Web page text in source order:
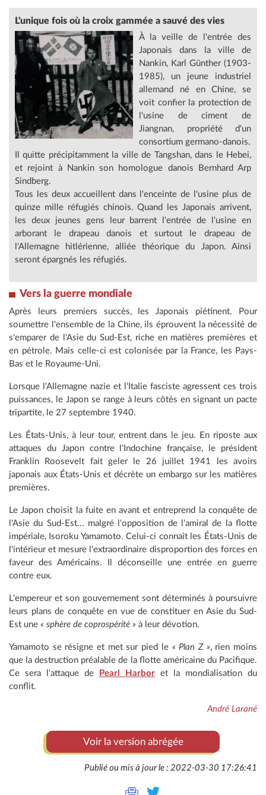
L'unique fois où la croix gammée a sauvé des vies
À la veille de l'entrée des
Japonais dans la ville de
Nankin, Karl Günther (1903-
1985), un jeune industriel
allemand né en Chine, se
voit confier la protection de
l'usine de ciment de
Jiangnan, propriété d'un
consortium germano-danois.
Il quitte précipitamment la ville de Tangshan, dans le Hebei,
et rejoint à Nankin son homologue danois Bernhard Arp
Sindberg.
Tous les deux accueillent dans l'enceinte de l'usine plus de
quinze mille réfugiés chinois. Quand les Japonais arrivent,
les deux jeunes gens leur barrent l'entrée de l'usine en
arborant le drapeau danois et surtout le drapeau de
l'Allemagne hitlérienne, alliée théorique du Japon. Ainsi
seront épargnés les réfugiés.
Vers la guerre mondiale
Après leurs premiers succès, les Japonais piétinent. Pour
soumettre l'ensemble de la Chine, ils éprouvent la nécessité de
s'emparer de l'Asie du Sud-Est, riche en matières premières et
en pétrole. Mais celle-ci est colonisée par la France, les Pays-
Bas et le Royaume-Uni.
Lorsque l'Allemagne nazie et l'Italie fasciste agressent ces trois
puissances, le Japon se range à leurs côtés en signant un pacte
tripartite, le 27 septembre 1940.
Les États-Unis, à leur tour, entrent dans le jeu. En riposte aux
attaques du Japon contre l'Indochine française, le président
Franklin Roosevelt fait geler le 26 juillet 1941 les avoirs
japonais aux États-Unis et décrète un embargo sur les matières
premières.
Le Japon choisit la fuite en avant et entreprend la conquête de
l'Asie du Sud-Est... malgré l'opposition de l'amiral de la flotte
impériale, Isoroku Yamamoto. Celui-ci connaît les États-Unis de
l'intérieur et mesure l'extraordinaire disproportion des forces en
faveur des Américains. Il déconseille une entrée en guerre
contre eux.
L'empereur et son gouvernement sont déterminés à poursuivre
leurs plans de conquête en vue de constituer en Asie du Sud-
Est une « sphère de coprospérité » à leur dévotion.
Yamamoto se résigne et met sur pied le « Plan Z », rien moins
que la destruction préalable de la flotte américaine du Pacifique.
Ce sera l'attaque de
Pearl Harbor et la mondialisation du
conflit.
André Larané
Voir la version abrégée
Publié ou mis à jour le : 2022-03-30 17:26:41